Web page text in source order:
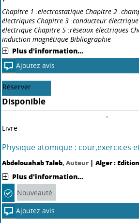
Chapitre 1 :electrostatique Chapitre 2
électriques Chapitre 3 :conducteur
électrique Chapitre 5 :réseaux électriques
induction magnétique Bibliographie
Plus d'information...
Ajoutez avis
Réserver
Disponible
Livre
Physique atomique : cour,exercices
Abdelouahab Taleb, Auteur | Alger :
Plus d'information...
Nouveauté
Ajoutez avis